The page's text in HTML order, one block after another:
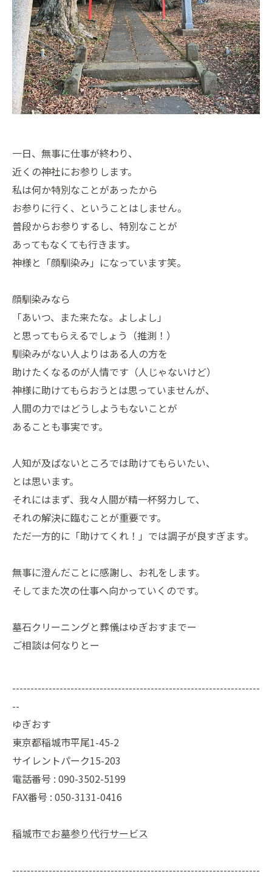
一日、無事に仕事が終わり、
近くの神社にお参りします。
私は何か特別なことがあったから
お参りに行く、ということはしません。
普段からお参りするし、特別なことが
あってもなくても行きます。
神様と「顔馴染み」になっています笑。
顔馴染みなら
「あいつ、また来たな。よしよし」
と思ってもらえるでしょう（推測！）
馴染みがない人よりはある人の方を
助けたくなるのが人情です（人じゃないけど）
神様に助けてもらおうとは思っていませんが、
人間の力ではどうしようもないことが
あることも事実です。
人知が及ばないところでは助けてもらいたい、
とは思います。
それにはまず、我々人間が精一杯努力して、
それの解決に臨むことが重要です。
ただ一方的に「助けてくれ！」では調子が良すぎます。
無事に澄んだことに感謝し、お礼をします。
そしてまた次の仕事へ向かっていくのです。
墓石クリーニングと葬儀はゆぎおすまでー
ご相談は何なりとー
--------------------------------------------------------------------
--
ゆぎおす
東京都稲城市平尾1-45-2
サイレントパーク15-203
電話番号 : 090-3502-5199
FAX番号 : 050-3131-0416
稲城市でお墓参り代行サービス
--------------------------------------------------------------------